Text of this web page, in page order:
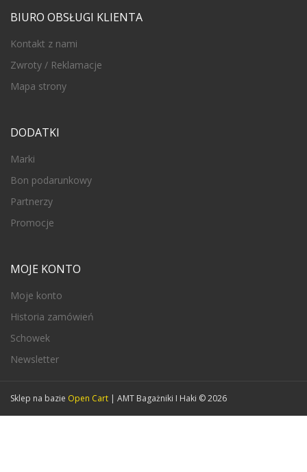
BIURO OBSŁUGI KLIENTA
Kontakt z nami
Zwroty / Reklamacje
Mapa strony
DODATKI
Marki
Bon podarunkowy
Partnerzy
Promocje
MOJE KONTO
Moje konto
Historia zamówień
Schowek
Newsletter
Sklep na bazie Open Cart | AMT Bagażniki I Haki © 2026